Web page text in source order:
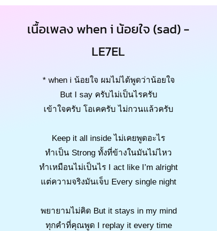
เนื้อเพลง when i น้อยใจ (sad) -
LE7EL
* when i น้อยใจ ผมไม่ได้พูดว่าน้อยใจ
But I say ครับไม่เป็นไรครับ
เข้าใจครับ โอเคครับ ไม่กวนแล้วครับ
Keep it all inside ไม่เคยพูดอะไร
ทำเป็น Strong ทั้งที่ข้างในมันไม่ไหว
ทำเหมือนไม่เป็นไร I act like I’m alright
แต่ความจริงมันเจ็บ Every single night
พยายามไม่คิด But it stays in my mind
ทุกคำที่คุณพูด I replay it every time